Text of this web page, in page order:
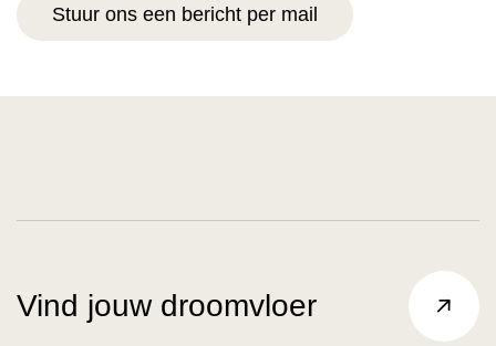
Stuur ons een bericht per mail
Vind jouw droomvloer